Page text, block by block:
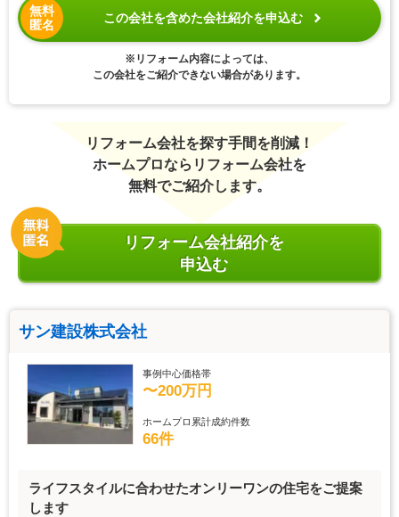
無料
匿名
この会社を含めた会社紹介を申込む
※リフォーム内容によっては、
この会社をご紹介できない場合があります。
リフォーム会社を探す手間を削減！
ホームプロならリフォーム会社を
無料でご紹介します。
リフォーム会社紹介を
申込む
サン建設株式会社
事例中心価格帯
〜200万円
ホームプロ累計成約件数
66件
ライフスタイルに合わせたオンリーワンの住宅をご提案
します